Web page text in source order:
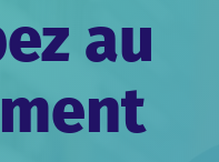
au